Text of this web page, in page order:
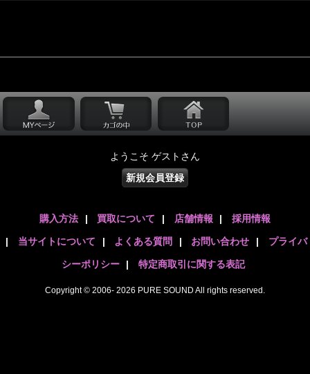
ようこそ ゲストさん
新規会員登録
購入方法 | 買取について | 店舗情報 | 採用情報
| 当サイトについて | よくある質問 | お問い合わせ | プライバ
シーポリシー | 特定商取引に関する表記
Copyright © 2006- 2026 PURE SOUND All rights reserved.